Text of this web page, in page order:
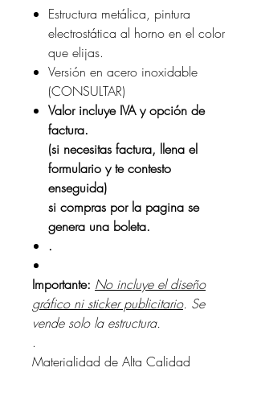
Estructura metálica, pintura
electrostática al horno en el color
que elijas.
Versión en acero inoxidable
(CONSULTAR)
Valor incluye IVA y opción de
factura.
(si necesitas factura, llena el
formulario y te contesto
enseguida)
si compras por la pagina se
genera una boleta.
.
Importante: No incluye el diseño
gráfico ni sticker publicitario. Se
vende solo la estructura.
.
Materialidad de Alta Calidad